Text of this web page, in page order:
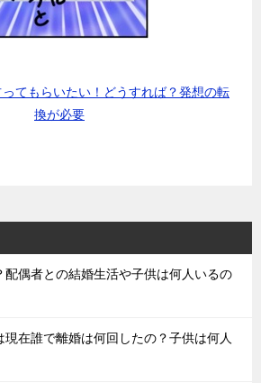
てもらいたい！どうすれば？発想の転
換が必要
配偶者との結婚生活や子供は何人いるの
現在誰で離婚は何回したの？子供は何人